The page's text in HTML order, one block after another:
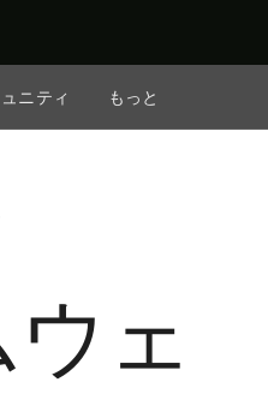
ニティ もっと
ェ